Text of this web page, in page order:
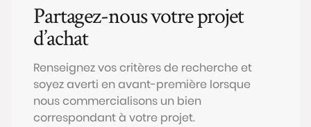
Partagez-nous votre projet
d’achat
Renseignez vos critères de recherche et
soyez averti en avant-première lorsque
nous commercialisons un bien
correspondant à votre projet.